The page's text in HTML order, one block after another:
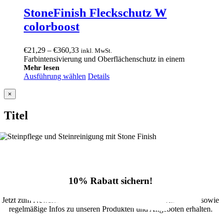
StoneFinish Fleckschutz W
colorboost
€21,29 – €360,33Preisspanne:
€21,29
€360,33
inkl. MwSt.
Farbintensivierung und Oberflächenschutz in einem
Mehr lesen
Ausführung wählen Details
Close
product
view
×
Titel
10% Rabatt sichern!
Jetzt zum Newsletter anmelden und 10% Rabatt im Onlineshop sowie
regelmäßige Infos zu unseren Produkten und Angeboten erhalten.